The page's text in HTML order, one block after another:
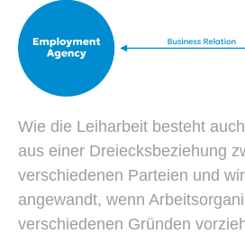
Wie die Leiharbeit besteht
aus einer Dreiecksbeziehung
verschiedenen Parteien und
angewandt, wenn
verschiedenen Gründen